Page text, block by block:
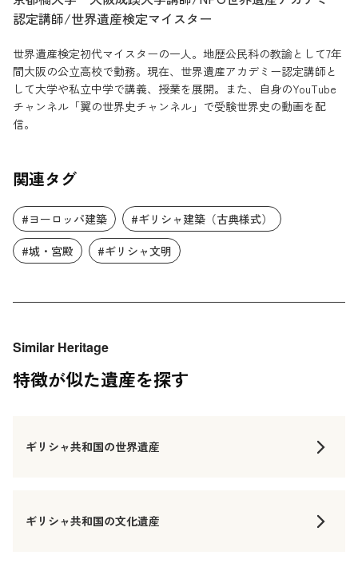
認定講師/世界遺産検定マイスター
世界遺産検定初代マイスターの一人。地歴公民科の教諭として7年
間大阪の公立高校で勤務。現在、世界遺産アカデミー認定講師と
して大学や私立中学で講義、授業を展開。また、自身のYouTube
チャンネル「翼の世界史チャンネル」で受験世界史の動画を配
信。
関連タグ
#ヨーロッパ建築
#ギリシャ建築（古典様式）
#城・宮殿
#ギリシャ文明
Similar Heritage
特徴が似た遺産を探す
ギリシャ共和国の世界遺産
ギリシャ共和国の文化遺産